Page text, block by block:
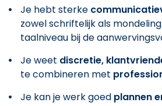
Je hebt sterke
zowel schriftelijk als
taalniveau bij de
Je weet discretie,
te combineren met
Je kan je werk goed plannen